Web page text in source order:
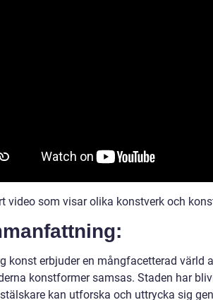
video som visar olika konstverk och
konst erbjuder en mångfacetterad värld
konstformer samsas. Staden har
kan utforska och uttrycka sig